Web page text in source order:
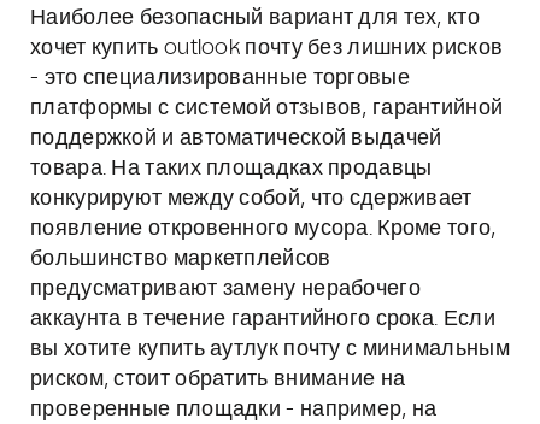
Наиболее безопасный вариант для тех, кто
хочет купить outlook почту без лишних рисков
- это специализированные торговые
платформы с системой отзывов, гарантийной
поддержкой и автоматической выдачей
товара. На таких площадках продавцы
конкурируют между собой, что сдерживает
появление откровенного мусора. Кроме того,
большинство маркетплейсов
предусматривают замену нерабочего
аккаунта в течение гарантийного срока. Если
вы хотите купить аутлук почту с минимальным
риском, стоит обратить внимание на
проверенные площадки - например, на